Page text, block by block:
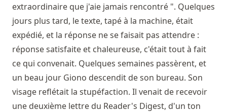
extraordinaire que j'aie jamais rencontré ". Quelques
jours plus tard, le texte, tapé à la machine, était
expédié, et la réponse ne se faisait pas attendre :
réponse satisfaite et chaleureuse, c'était tout à fait
ce qui convenait. Quelques semaines passèrent, et
un beau jour Giono descendit de son bureau. Son
visage reflétait la stupéfaction. Il venait de recevoir
une deuxième lettre du Reader's Digest, d'un ton